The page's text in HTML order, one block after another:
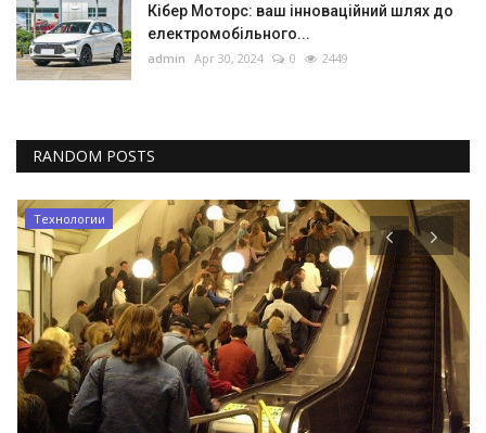
Кібер Моторс: ваш інноваційний шлях до
електромобільного...
admin Apr 30, 2024 0 2449
RANDOM POSTS
Технологии